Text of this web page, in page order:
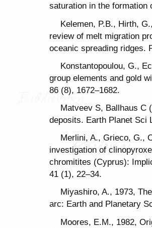
saturation in the formation
Kelemen, P.B., Hirth,
review of melt migration
oceanic spreading ridges.
Konstantopoulou, G.,
group elements and gold
86 (8), 1672–1682.
Matveev S, Ballhaus C
deposits. Earth Planet Sci
Merlini, A., Grieco, G.,
investigation of
chromitites (Cyprus):
41 (1), 22–34.
Miyashiro, A., 1973,
arc: Earth and Planetary
Moores, E.M., 1982,